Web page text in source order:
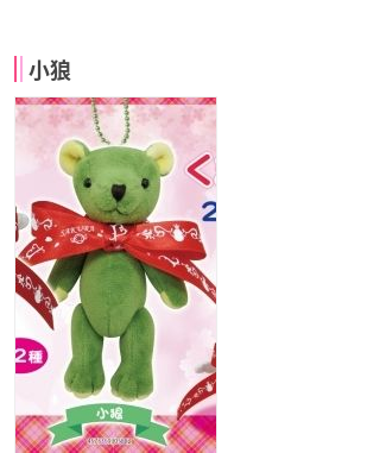
小狼